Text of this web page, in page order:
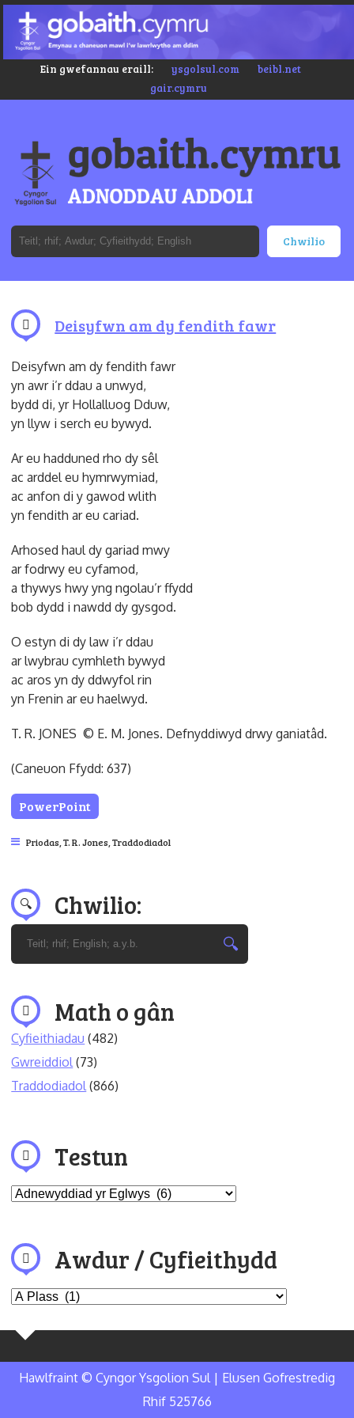
Ein gwefannau eraill: ysgolsul.com
beibl.net
gair.cymru
Deisyfwn am dy fendith fawr
Deisyfwn am dy fendith fawr
yn awr i’r ddau a unwyd,
bydd di, yr Hollalluog Dduw,
yn llyw i serch eu bywyd.
Ar eu hadduned rho dy sêl
ac arddel eu hymrwymiad,
ac anfon di y gawod wlith
yn fendith ar eu cariad.
Arhosed haul dy gariad mwy
ar fodrwy eu cyfamod,
a thywys hwy yng ngolau’r ffydd
bob dydd i nawdd dy gysgod.
O estyn di dy law i’r ddau
ar lwybrau cymhleth bywyd
ac aros yn dy ddwyfol rin
yn Frenin ar eu haelwyd.
T. R. JONES © E. M. Jones. Defnyddiwyd drwy ganiatâd.
(Caneuon Ffydd: 637)
PowerPoint
Priodas T. R. Jones Traddodiadol
Chwilio:
Math o gân
Cyfieithiadau (482)
Gwreiddiol (73)
Traddodiadol (866)
Testun
Awdur / Cyfieithydd
Hawlfraint © Cyngor Ysgolion Sul | Elusen Gofrestredig
Rhif 525766